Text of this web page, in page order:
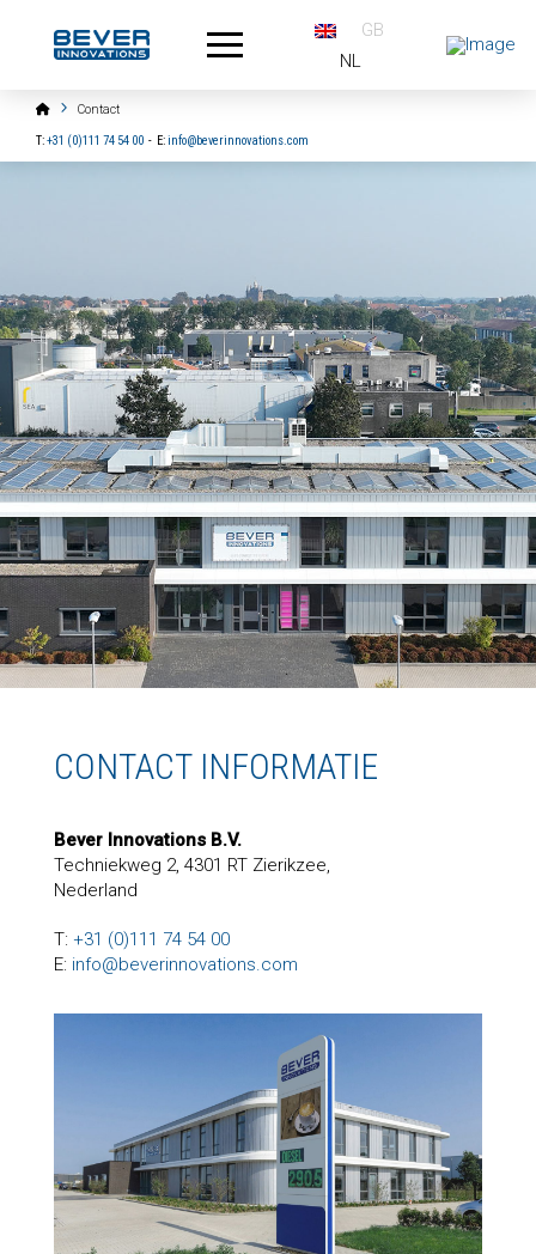
GB
NL
HomeContact
T:+31 (0)111 74 54 00 - E:info@beverinnovations.com
CONTACT INFORMATIE
Bever Innovations B.V.
Techniekweg 2, 4301 RT Zierikzee,
Nederland
T: +31 (0)111 74 54 00
E: info@beverinnovations.com